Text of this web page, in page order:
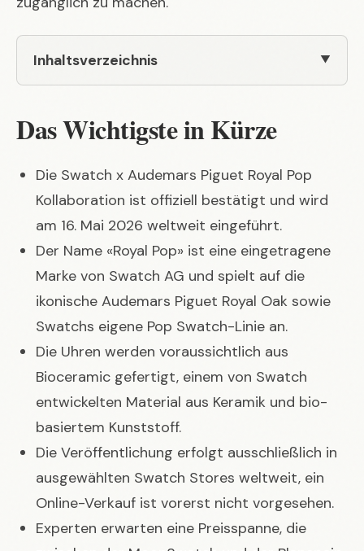
Inhaltsverzeichnis
Das Wichtigste in Kürze
Die Swatch x Audemars Piguet Royal Pop
Kollaboration ist offiziell bestätigt und wird
am 16. Mai 2026 weltweit eingeführt.
Der Name «Royal Pop» ist eine eingetragene
Marke von Swatch AG und spielt auf die
ikonische Audemars Piguet Royal Oak sowie
Swatchs eigene Pop Swatch-Linie an.
Die Uhren werden voraussichtlich aus
Bioceramic gefertigt, einem von Swatch
entwickelten Material aus Keramik und bio-
basiertem Kunststoff.
Die Veröffentlichung erfolgt ausschließlich in
ausgewählten Swatch Stores weltweit, ein
Online-Verkauf ist vorerst nicht vorgesehen.
Experten erwarten eine Preisspanne, die